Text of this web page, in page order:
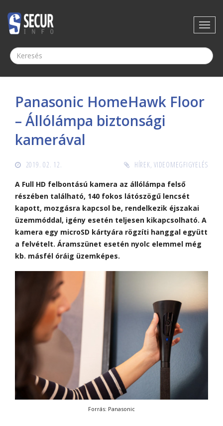
Panasonic HomeHawk Floor
– Állólámpa biztonsági
kamerával
2019. 02. 12. HÍREK, VIDEOMEGFIGYELÉS
A Full HD felbontású kamera az állólámpa felső
részében található, 140 fokos látószögű lencsét
kapott, mozgásra kapcsol be, rendelkezik éjszakai
üzemmóddal, igény esetén teljesen kikapcsolható. A
kamera egy microSD kártyára rögzíti hanggal együtt
a felvételt. Áramszünet esetén nyolc elemmel még
kb. másfél óráig üzemképes.
Forrás: Panasonic